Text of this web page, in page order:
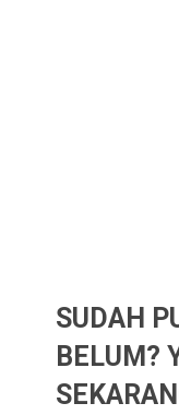
SUDAH
BELUM?